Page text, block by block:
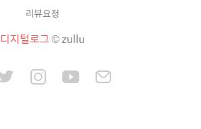
리뷰요청
디지털로그© zullu